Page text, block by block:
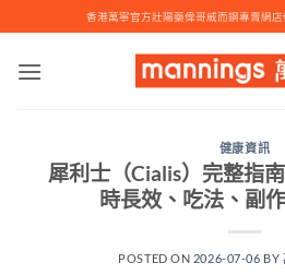
to
content
香港萬寧官方壯陽藥偉哥威而鋼專賣網
健康資訊
犀利士（Cialis）完整指
時長效、吃法、副
POSTED ON 2026-07-06 BY